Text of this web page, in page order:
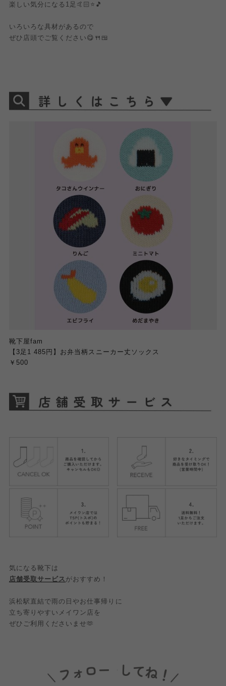
楽しい気分になる1足🤙🏻⭐🎵
いろいろな具材があるので
ぜひ店頭でご覧ください😋🍴🍱
靴下屋fam
【3足1 485円】お弁当柄スニーカー丈ソックス
￥500
気になる靴下は
店舗受取サービス がおすすめ！
浜松駅直結で雨の日やお仕事帰りに
立ち寄りやすいメイワン店を
ぜひご利用くださいませ🫶